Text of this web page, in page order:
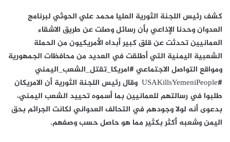
كشف رئيس اللجنة الثورية العليا محمد علي الحوثي لبرنامج
العدوان وحدنا الإذاعي بأن رسائل وصلت عن طريق الاشقاء
العمانيين تحدثت عن قلق كبير أبداه الأمريكيون من الحملة
الشعبية اليمنية التي أطلقت في العديد من محافظات الجمهورية
ومواقع التواصل الاجتماعي #امريكا_تقتل_الشعب_اليمني
#USAKillsYemeniPeople وقال رئيس اللجنة الثورية أن الامريكان
طلبوا في رسالتهم للعمانيين بما أسموه تحييد الشعب اليمني،
بدعوى أنه لولا وجودهم في التحالف العدواني لكانت الجرائم بحق
اليمن وشعبه أكثر بكثير مما هو حاصل حسب وصفهم.